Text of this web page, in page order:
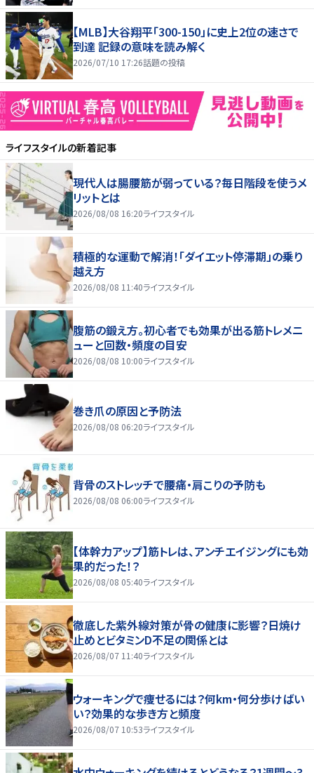
【MLB】大谷翔平「300-150」に史上2位の速さで
到達 記録の意味を読み解く
2026/07/10 17:26話題の投稿
ライフスタイルの新着記事
現代人は腸腰筋が弱っている？毎日階段を使うメ
リットとは
2026/08/08 16:20ライフスタイル
積極的な運動で解消！「ダイエット停滞期」の乗り
越え方
2026/08/08 11:40ライフスタイル
腹筋の鍛え方。初心者でも効果が出る筋トレメニ
ューと回数・頻度の目安
2026/08/08 10:00ライフスタイル
巻き爪の原因と予防法
2026/08/08 06:20ライフスタイル
背骨のストレッチで腰痛・肩こりの予防も
2026/08/08 06:00ライフスタイル
【体幹力アップ】筋トレは、アンチエイジングにも効
果的だった！？
2026/08/08 05:40ライフスタイル
徹底した紫外線対策が骨の健康に影響？日焼け
止めとビタミンD不足の関係とは
2026/08/07 11:40ライフスタイル
ウォーキングで痩せるには？何km・何分歩けばい
い？効果的な歩き方と頻度
2026/08/07 10:53ライフスタイル